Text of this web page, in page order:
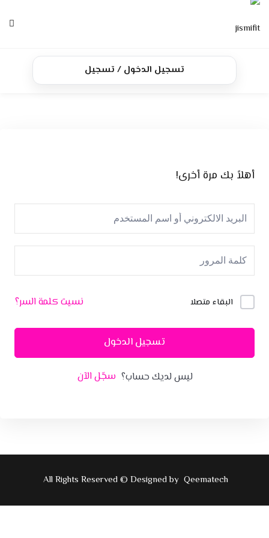
Skip
تسجيل الدخول / تسجيل
الرئيسية
أهلاً بك مرة أخرى!
البقاء متصلا نسيت كلمة السر؟
تسجيل الدخول
ليس لديك حساب؟ سجّل الآن
All Rights Reserved © Designed by Qeematech